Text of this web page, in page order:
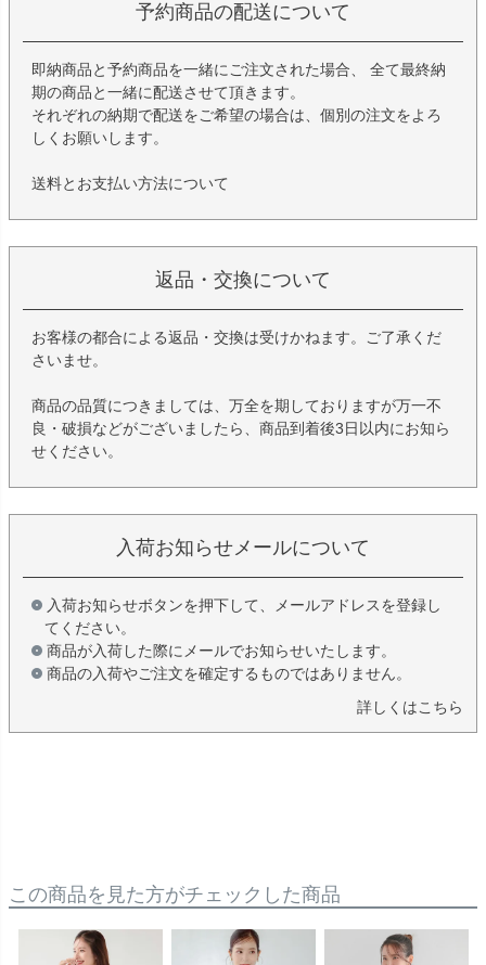
予約商品の配送について
即納商品と予約商品を一緒にご注文された場合、 全て最終納
期の商品と一緒に配送させて頂きます。
それぞれの納期で配送をご希望の場合は、個別の注文をよろ
しくお願いします。
送料とお支払い方法について
返品・交換について
お客様の都合による返品・交換は受けかねます。ご了承くだ
さいませ。
商品の品質につきましては、万全を期しておりますが万一不
良・破損などがございましたら、商品到着後3日以内にお知ら
せください。
入荷お知らせメールについて
入荷お知らせボタンを押下して、メールアドレスを登録し
てください。
商品が入荷した際にメールでお知らせいたします。
商品の入荷やご注文を確定するものではありません。
詳しくはこちら
この商品を見た方がチェックした商品